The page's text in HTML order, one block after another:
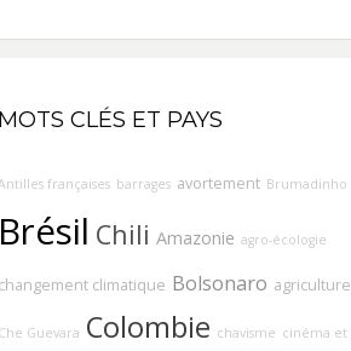
MOTS CLÉS ET PAYS
françaises barrages avortement Brumadinho
Brésil Chili Amazonie agro-écologie
changement climatique Bolsonaro agriculture
Che Guevara Colombie chavisme cinéma et